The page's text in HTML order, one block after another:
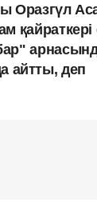
Оразгүл
қайраткері
айтты, деп